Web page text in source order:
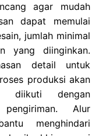
agar mudah
dapat memulai
jumlah minimal
yang diinginkan.
detail untuk
produksi akan
diikuti dengan
Alur
menghindari